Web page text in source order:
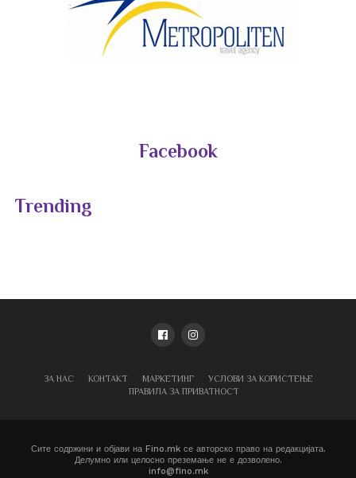
Facebook
Trending
ЗА НАС КОНТАКТ МАРКЕТИНГ
УСЛОВИ ЗА КОРИСТЕЊЕ
ПРАВИЛА ЗА ПРИВАТНОСТ
Сите содржини и објави на Fino.mk се авторско право на редакцијата.
Делумно или целосно преземање не е дозволено.
info@fino.mk